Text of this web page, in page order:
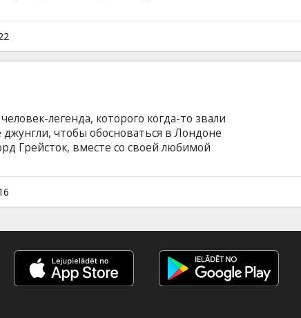
Дамблдор обращается к своему
который соглашается помочь, не
грозит. Фильм на английском языке с
языках. Сеансы в формате 2D и 3D.
легенда, которого когда-то звали
чтобы обосноваться в Лондоне
Грейсток, вместе со своей любимой
на него почетную обязанность
Клейтон и не подозревает, что за
в Африку скрывается хитрый план
в формате 2D и 3D.